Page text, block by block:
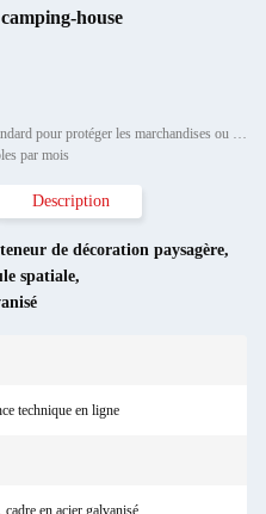
house
Détails d'emballage: Paquet d'exportation standard pour protéger les marchandises ou les exigences du client
par mois
Description
de décoration paysagère,
spatiale,
technique en ligne
cadre en acier galvanisé